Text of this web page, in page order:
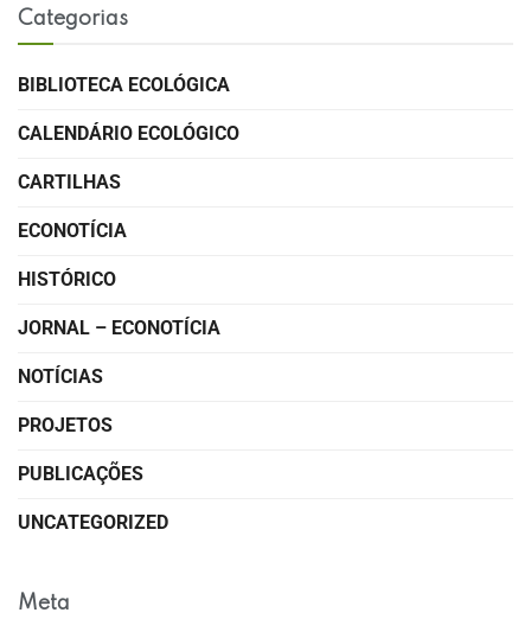
Categorias
BIBLIOTECA ECOLÓGICA
CALENDÁRIO ECOLÓGICO
CARTILHAS
ECONOTÍCIA
HISTÓRICO
JORNAL – ECONOTÍCIA
NOTÍCIAS
PROJETOS
PUBLICAÇÕES
UNCATEGORIZED
Meta